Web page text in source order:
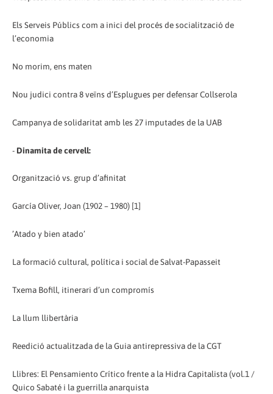
Els Serveis Públics com a inici del procés de socialització de
l’economia
No morim, ens maten
Nou judici contra 8 veïns d’Esplugues per defensar Collserola
Campanya de solidaritat amb les 27 imputades de la UAB
- Dinamita de cervell:
Organització vs. grup d’afinitat
García Oliver, Joan (1902 – 1980) [1]
’Atado y bien atado’
La formació cultural, política i social de Salvat-Papasseit
Txema Bofill, itinerari d’un compromís
La llum llibertària
Reedició actualitzada de la Guia antirepressiva de la CGT
Llibres: El Pensamiento Crítico frente a la Hidra Capitalista (vol.1 /
Quico Sabaté i la guerrilla anarquista